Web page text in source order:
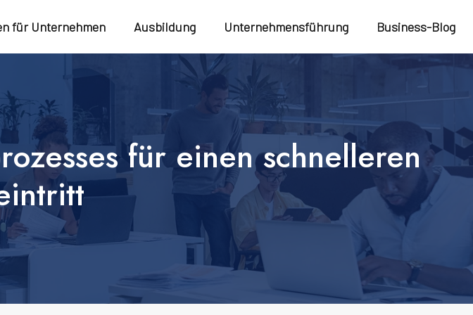
für Unternehmen Ausbildung Unternehmensführung Business-Blog
für einen schnelleren